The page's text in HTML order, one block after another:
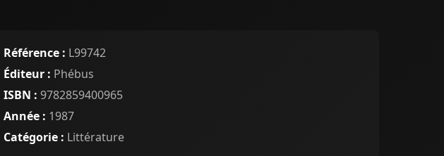
Référence : L99742
Éditeur : Phébus
ISBN : 9782859400965
Année : 1987
Catégorie : Littérature